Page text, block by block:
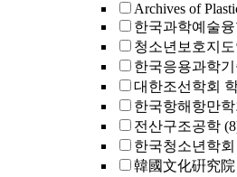
Archives of
한국과학예술융
청소년보호지
한국응용과학기
대한조선학회
한국항해항만학
전산구조공학
한국청소년학
韓國文化硏究